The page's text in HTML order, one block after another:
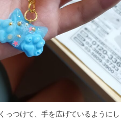
っつけて、手を広げているようにし